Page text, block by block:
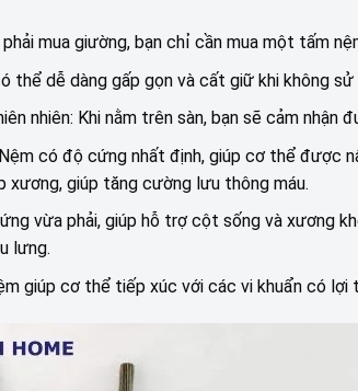
mua giường, bạn chỉ cần mua một tấm
thể dễ dàng gấp gọn và cất giữ khi không sử
nhiên: Khi nằm trên sàn, bạn sẽ cảm nhận
có độ cứng nhất định, giúp cơ thể được
giúp tăng cường lưu thông máu.
vừa phải, giúp hỗ trợ cột sống và xương
lưng.
giúp cơ thể tiếp xúc với các vi khuẩn có